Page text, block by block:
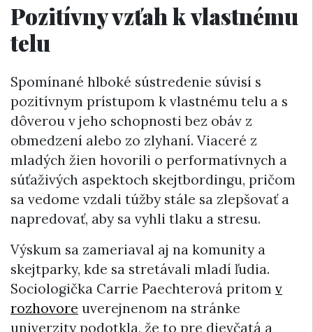
Pozitívny vzťah k vlastnému
telu
Spomínané hlboké sústredenie súvisí s
pozitívnym prístupom k vlastnému telu a s
dôverou v jeho schopnosti bez obáv z
obmedzení alebo zo zlyhaní. Viaceré z
mladých žien hovorili o performatívnych a
súťaživých aspektoch skejtbordingu, pričom
sa vedome vzdali túžby stále sa zlepšovať a
napredovať, aby sa vyhli tlaku a stresu.
Výskum sa zameriaval aj na komunity a
skejtparky, kde sa stretávali mladí ľudia.
Sociologička Carrie Paechterová pritom v
rozhovore uverejnenom na stránke
univerzity podotkla, že to pre dievčatá a